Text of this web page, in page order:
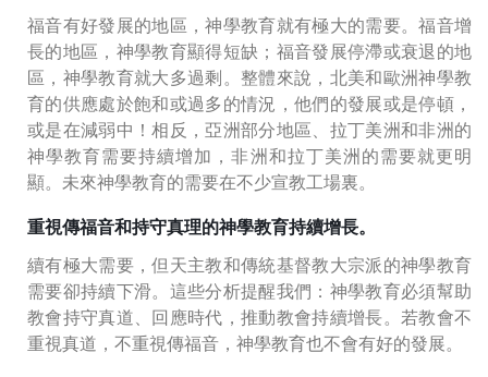
福音有好發展的地區，神學教育就有極大的需要。福音增
長的地區，神學教育顯得短缺；福音發展停滯或衰退的地
區，神學教育就大多過剩。整體來說，北美和歐洲神學教
育的供應處於飽和或過多的情況，他們的發展或是停頓，
或是在減弱中！相反，亞洲部分地區、拉丁美洲和非洲的
神學教育需要持續增加，非洲和拉丁美洲的需要就更明
顯。未來神學教育的需要在不少宣教工場裏。
重視傳福音和持守真理的神學教育持續增長。
續有極大需要，但天主教和傳統基督教大宗派的神學教育
需要卻持續下滑。這些分析提醒我們：神學教育必須幫助
教會持守真道、回應時代，推動教會持續增長。若教會不
重視真道，不重視傳福音，神學教育也不會有好的發展。